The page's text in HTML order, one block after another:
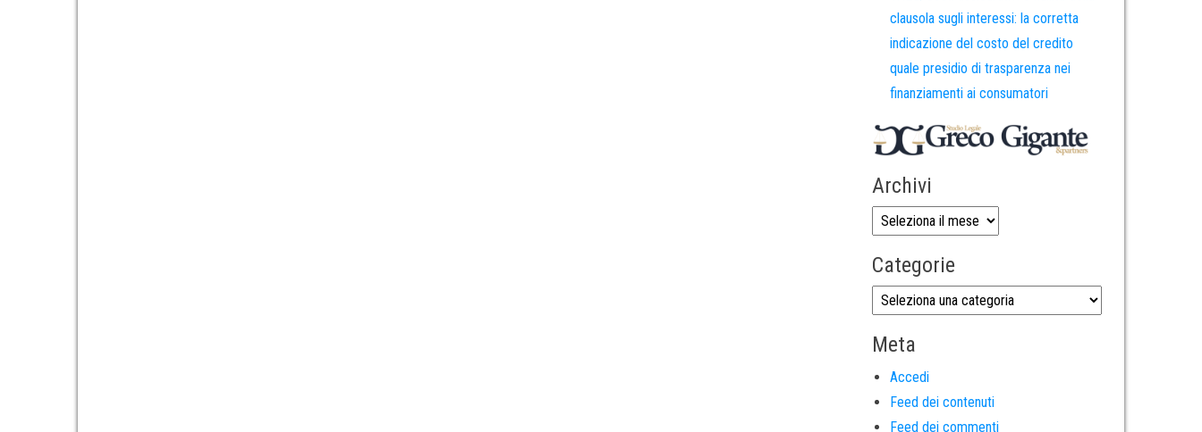
clausola sugli interessi: la corretta
indicazione del costo del credito
quale presidio di trasparenza nei
finanziamenti ai consumatori
Archivi
Categorie
Meta
Accedi
Feed dei contenuti
Feed dei commenti